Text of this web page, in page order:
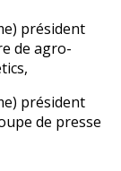
président
de agro-
président
de presse